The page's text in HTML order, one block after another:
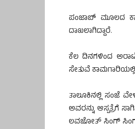
ಪಂಜಾಬ್ ಮೂಲದ
ದಾಖಲಾಗಿದ್ದಾರೆ.
ಕೆಲ ದಿನಗಳಿಂದ
ಸೇತುವೆ
ತಾಲೂಕಿನಲ್ಲಿ ಸಂಜೆ
ಅವರನ್ನು ಆಸ್ಪತ್ರೆಗೆ
ಲವಜೋತ್ ಸಿಂಗ್ ಸಿಂಗ್